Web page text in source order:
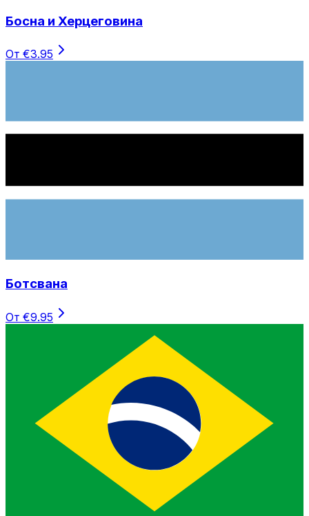
Босна и Херцеговина
От €3.95
Ботсвана
От €9.95